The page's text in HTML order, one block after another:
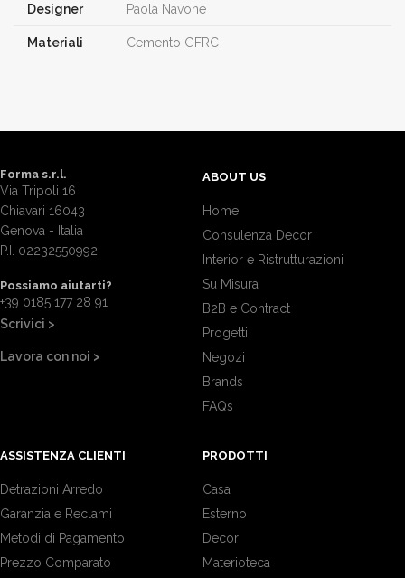
Designer Paola Navone
Materiali Cemento GFRC
Forma s.r.l.
Via Tripoli 16
Chiavari 16043
Genova - Italia
P.I. 02232550992
Possiamo aiutarti?
+39 0185 177 28 91
Scrivici >
Lavora con noi >
ABOUT US
Home
Consulenza Decor
Interior e Ristrutturazioni
Su Misura
B2B e Contract
Progetti
Negozi
Brands
FAQs
ASSISTENZA CLIENTI
Detrazioni Arredo
Garanzia e Reclami
Metodi di Pagamento
Prezzo Comparato
PRODOTTI
Casa
Esterno
Decor
Materioteca